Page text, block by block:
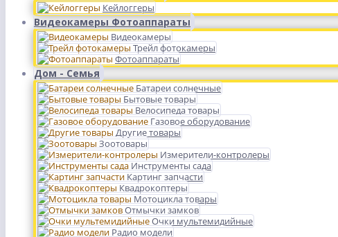
Кейлоггеры
Видеокамеры Фотоаппараты
Видеокамеры
Трейл фотокамеры
Фотоаппараты
Дом - Семья
Батареи солнечные
Бытовые товары
Велосипеда товары
Газовое оборудование
Другие товары
Зоотовары
Измерители-контролеры
Инструменты сада
Картинг запчасти
Квадрокоптеры
Мотоцикла товары
Отмычки замков
Очки мультемидийные
Радио модели